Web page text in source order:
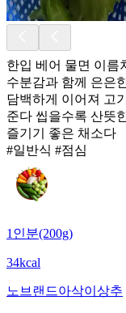
한입 베어 물면 이름
수분감과 함께 은은
담백하게 이어져 고
준다 씹을수록 산뜻
즐기기 좋은 채소다
#일반식 #점심
1인분(200g)
34kcal
노브랜드아삭이상추